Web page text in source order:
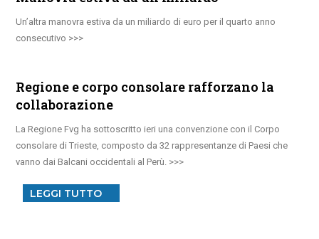
Un’altra manovra estiva da un miliardo di euro per il quarto anno
consecutivo
Regione e corpo consolare rafforzano la
collaborazione
La Regione Fvg ha sottoscritto ieri una convenzione con il Corpo
consolare di Trieste, composto da 32 rappresentanze di Paesi che
vanno dai Balcani occidentali al Perù.
LEGGI TUTTO